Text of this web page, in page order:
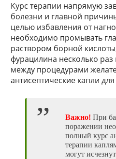
Курс терапии напрямую
болезни и главной
целью избавления от
необходимо промывать
раствором борной
фурацилина несколько
между процедурами
антисептические капли для
Важно! При
поражении
полный курс
терапии
могут